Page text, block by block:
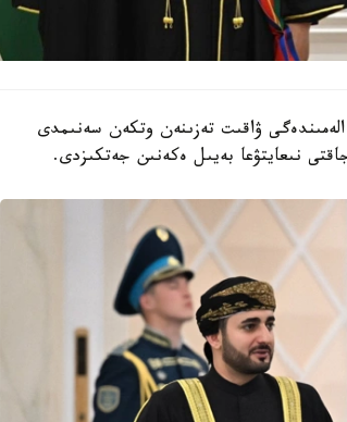
ۋاقىت تەزىنەن وتكەن سەنىمدى
نىعايتۋعا بەيىل ەكەنىن جەتكىزدى.